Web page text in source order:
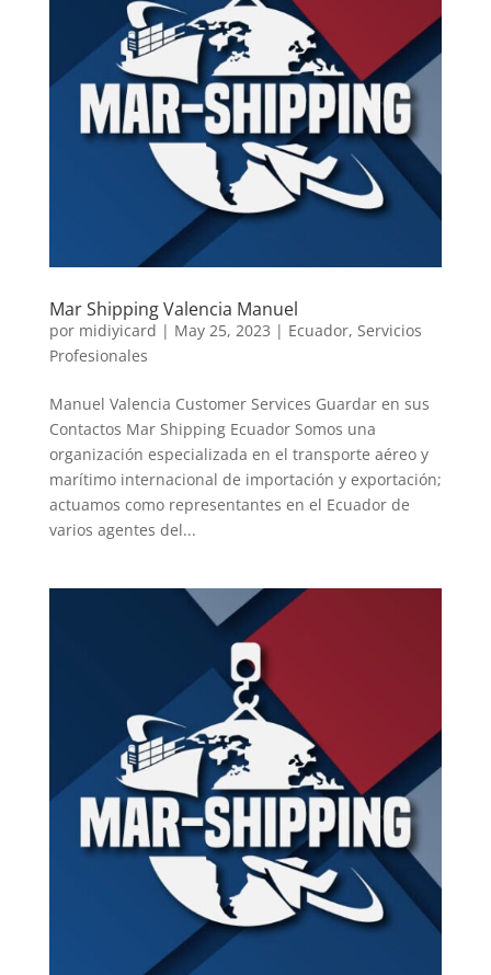
Mar Shipping Valencia Manuel
por midiyicard | May 25, 2023 | Ecuador, Servicios
Profesionales
Manuel Valencia Customer Services Guardar en sus
Contactos Mar Shipping Ecuador Somos una
organización especializada en el transporte aéreo y
marítimo internacional de importación y exportación;
actuamos como representantes en el Ecuador de
varios agentes del...